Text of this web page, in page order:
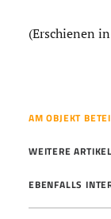
(Erschienen
AM OBJEKT
WEITERE
EBENFALLS